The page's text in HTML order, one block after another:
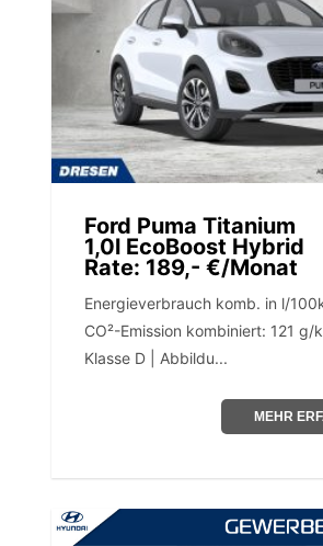
Ford Puma Titanium
1,0l EcoBoost Hybrid
Rate: 189,- €/Monat
Energieverbrauch komb. in l/
CO²-Emission kombiniert: 121 g/
Klasse D | Abbildu...
MEHR